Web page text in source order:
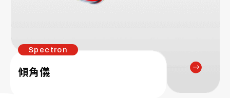
Spectron
傾角儀